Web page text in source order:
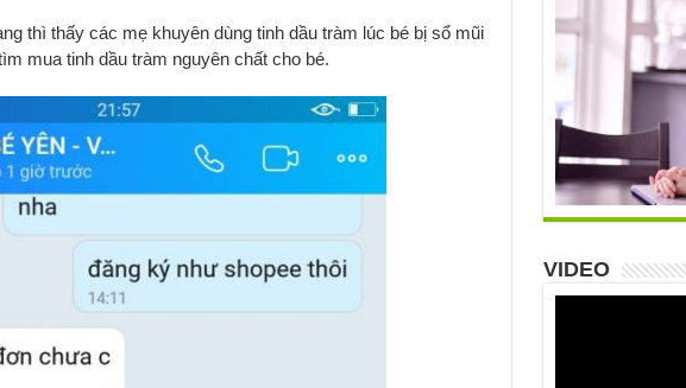
thì thấy các mẹ khuyên dùng tinh dầu tràm lúc bé bị sổ mũi
mua tinh dầu tràm nguyên chất cho bé.
VIDEO